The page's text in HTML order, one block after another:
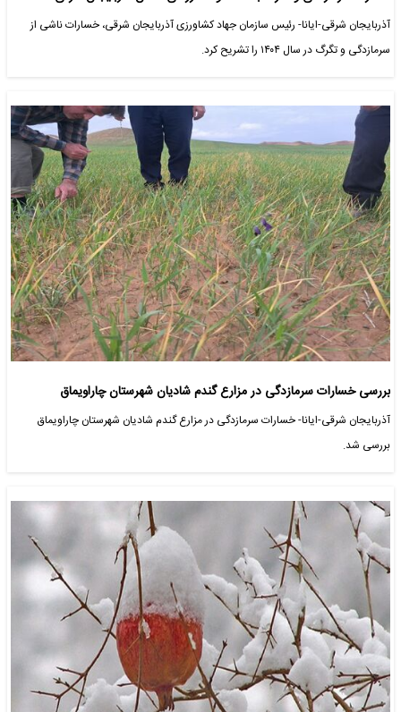
آذربایجان شرقی-ایانا- رئیس سازمان جهاد کشاورزی آذربایجان شرقی، خسارات ناشی از
سرمازدگی و تگرگ در سال ۱۴۰۴ را تشریح کرد.
بررسی خسارات سرمازدگی در مزارع گندم شادیان شهرستان چاراویماق
آذربایجان شرقی-ایانا- خسارات سرمازدگی در مزارع گندم شادیان شهرستان چاراویماق
بررسی شد.